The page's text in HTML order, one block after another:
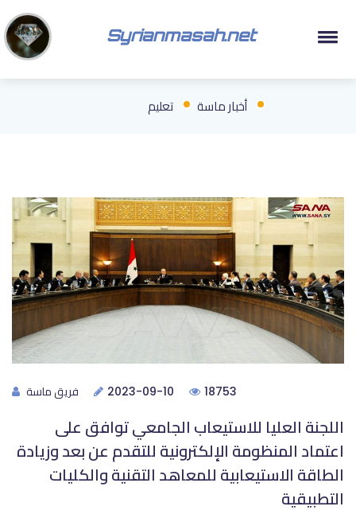
Syrianmasah.net
أخبار ماسة تعليم
فريق ماسة 2023-09-10 18753
اللجنة العليا للاستيعاب الجامعي توافق على
اعتماد المنظومة الإلكترونية للتقدم عن بعد وزيادة
الطاقة الاستيعابية للمعاهد التقنية والكليات
التطبيقية